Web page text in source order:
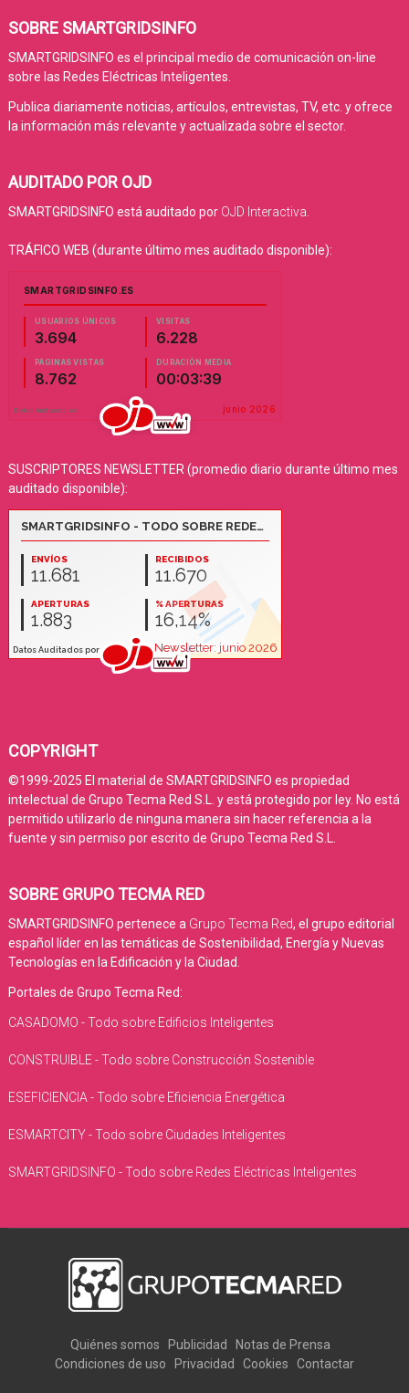
SOBRE SMARTGRIDSINFO
SMARTGRIDSINFO es el principal medio de comunicación on-line
sobre las Redes Eléctricas Inteligentes.
Publica diariamente noticias, artículos, entrevistas, TV, etc. y ofrece
la información más relevante y actualizada sobre el sector.
AUDITADO POR OJD
SMARTGRIDSINFO está auditado por OJD Interactiva
TRÁFICO WEB (durante último mes auditado disponible):
SUSCRIPTORES NEWSLETTER (promedio diario durante último mes
auditado disponible):
COPYRIGHT
©1999-2025 El material de SMARTGRIDSINFO es propiedad
intelectual de Grupo Tecma Red S.L. y está protegido por ley. No está
permitido utilizarlo de ninguna manera sin hacer referencia a la
fuente y sin permiso por escrito de Grupo Tecma Red S.L.
SOBRE GRUPO TECMA RED
SMARTGRIDSINFO pertenece a Grupo Tecma Red, el grupo editorial
español líder en las temáticas de Sostenibilidad, Energía y Nuevas
Tecnologías en la Edificación y la Ciudad.
Portales de Grupo Tecma Red:
CASADOMO - Todo sobre Edificios Inteligentes
CONSTRUIBLE - Todo sobre Construcción Sostenible
ESEFICIENCIA - Todo sobre Eficiencia Energética
ESMARTCITY - Todo sobre Ciudades Inteligentes
SMARTGRIDSINFO - Todo sobre Redes Eléctricas Inteligentes
Quiénes somos Publicidad
Notas de Prensa
Condiciones de uso
Privacidad Cookies Contactar